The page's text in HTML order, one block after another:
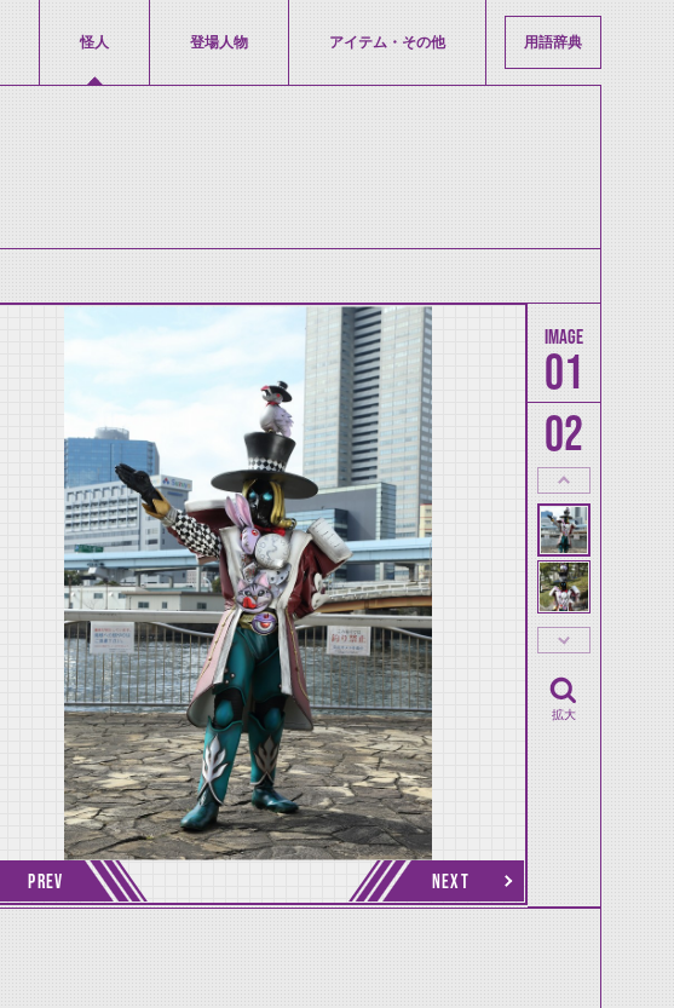
怪人 登場人物 アイテム・その他 用語辞典
PREV NEXT
01
02
拡大